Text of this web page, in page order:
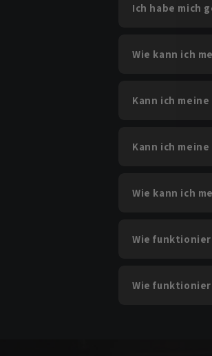
Ich habe mich
Wie kann ich
Kann ich
Kann ich
Wie kann ich
Wie
Wie